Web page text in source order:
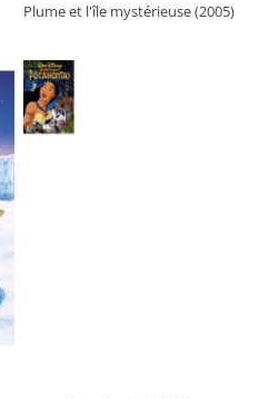
Plume et l'île mystérieuse (2005)